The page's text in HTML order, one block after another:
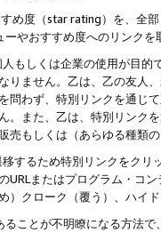
め度（star rating）を、全
やおすすめ度へのリンクを
もしくは企業の使用が目
りません。乙は、乙の友人
問わず、特別リンクを通じ
。また、乙は、特別リンク
売もしくは（あらゆる種類
するため特別リンクをク
URLまたはプログラム・コ
）クローク（覆う）、ハイ
ことが不明瞭になる方法